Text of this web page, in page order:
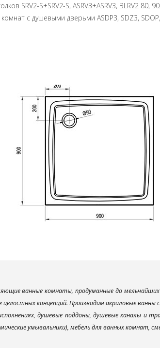
SRV2-S+SRV2-S, ASRV3+ASRV3, BLRV2 80,
с душевыми дверьми ASDP3, SDZ3,
ванные комнаты, продуманные до
целостных концепций. Производим акриловые
душевые поддоны, душевые каналы и
умывальники), мебель для ванных комнат,